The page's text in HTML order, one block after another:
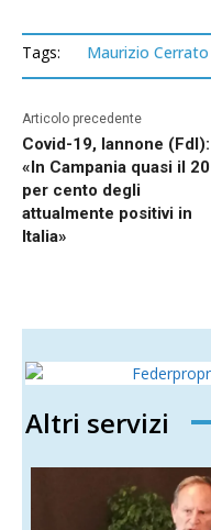
Tags: Maurizio Cerrato
Articolo precedente
Covid-19, Iannone (FdI):
«In Campania quasi il 20
per cento degli
attualmente positivi in
Italia»
Altri servizi